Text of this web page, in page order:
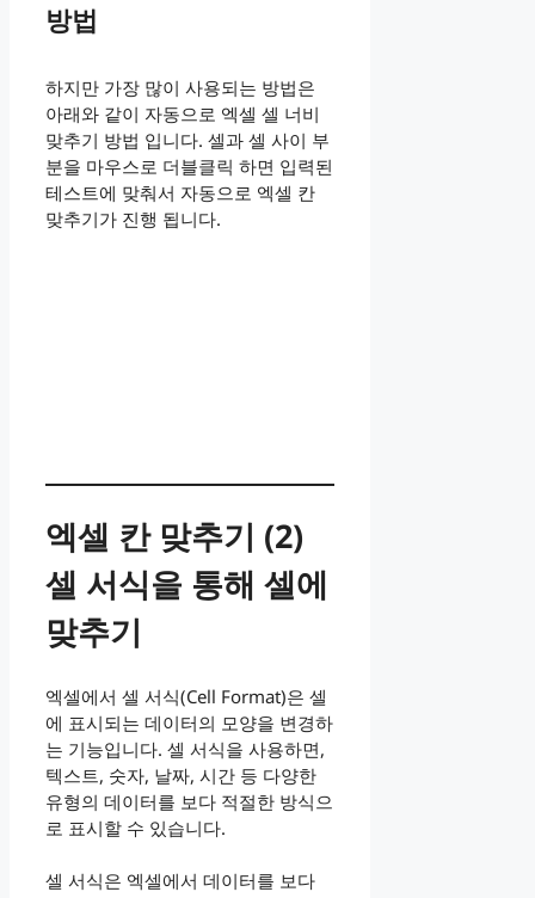
방법
하지만 가장 많이 사용되는 방법은
아래와 같이 자동으로 엑셀 셀 너비
맞추기 방법 입니다. 셀과 셀 사이 부
분을 마우스로 더블클릭 하면 입력된
테스트에 맞춰서 자동으로 엑셀 칸
맞추기가 진행 됩니다.
​엑셀 칸 맞추기 (2)
셀 서식을 통해 셀에
맞추기
엑셀에서 셀 서식(Cell Format)은 셀
에 표시되는 데이터의 모양을 변경하
는 기능입니다. 셀 서식을 사용하면,
텍스트, 숫자, 날짜, 시간 등 다양한
유형의 데이터를 보다 적절한 방식으
로 표시할 수 있습니다.
셀 서식은 엑셀에서 데이터를 보다